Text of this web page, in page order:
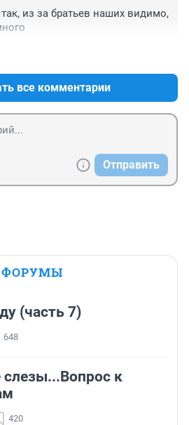
из за братьев наших видимо,
все комментарии
Отправить
ФОРУМЫ
(часть 7)
648
к
420